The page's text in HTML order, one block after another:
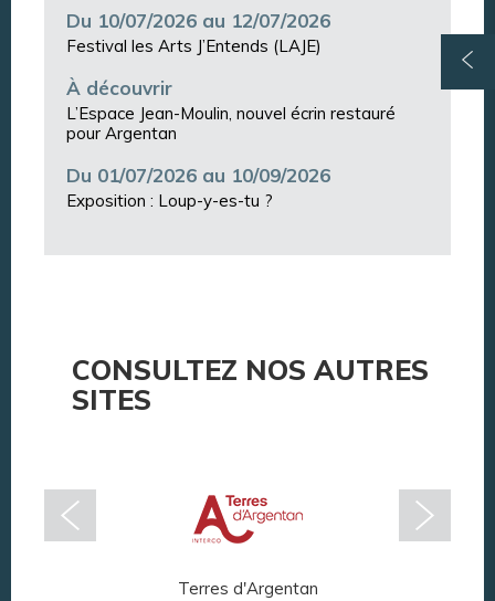
Du 10/07/2026 au 12/07/2026
Festival les Arts J’Entends (LAJE)
À découvrir
L’Espace Jean-Moulin, nouvel écrin restauré
pour Argentan
Du 01/07/2026 au 10/09/2026
Exposition : Loup-y-es-tu ?
CONSULTEZ NOS AUTRES
SITES
Terres d'Argentan